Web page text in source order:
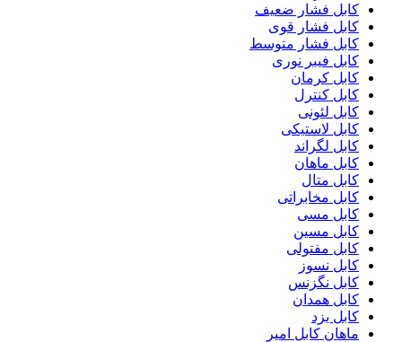
کابل فشار ضعیف
کابل فشار قوی
کابل فشار متوسط
کابل فیبر نوری
کابل کرمان
کابل کنترل
کابل لئونی
کابل لاستیکی
کابل لگراند
کابل ماهان
کابل متال
کابل مخابراتی
کابل مسی
کابل مسین
کابل مفتولی
کابل نسوز
کابل نگزنس
کابل همدان
کابل یزد
ماهان کابل امیر